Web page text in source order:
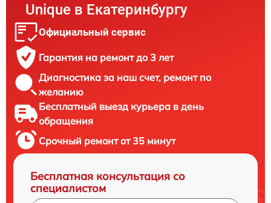
Unique в Екатеринбургу
Официальный сервис
Гарантия на ремонт до 3 лет
Диагностика за наш счет, ремонт по
желанию
Бесплатный выезд курьера в день
обращения
Срочный ремонт от 35 минут
Бесплатная консультация со
специалистом